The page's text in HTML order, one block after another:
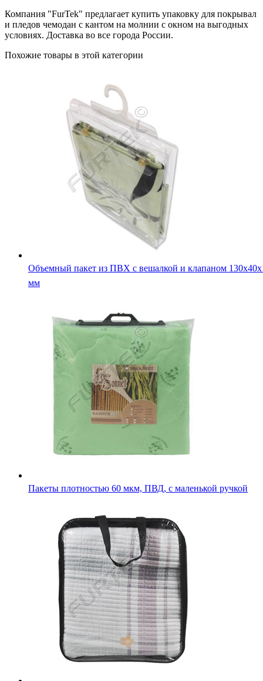
Компания "FurTek" предлагает купить упаковку для покрывал
и пледов чемодан с кантом на молнии с окном на выгодных
условиях. Доставка во все города России.
Похожие товары в этой категории
Объемный пакет из ПВХ с вешалкой и клапаном
мм
Пакеты плотностью 60 мкм, ПВД, с маленькой ручкой